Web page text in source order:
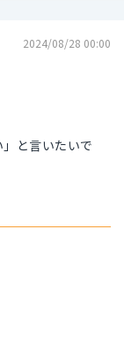
2024/08/28 00:00
と言いたいで